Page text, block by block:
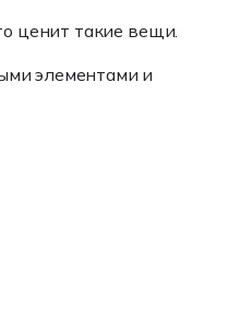
ценит такие вещи.
элементами и